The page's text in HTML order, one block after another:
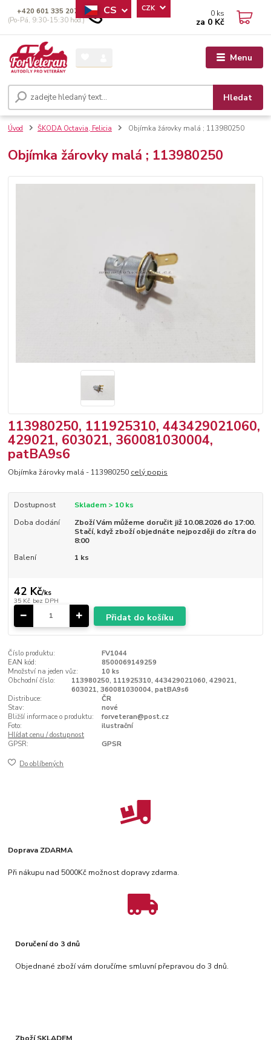
Menu
CS CZK
Hledat
+420 601 335 207
(Po-Pá, 9:30-15:30 hod.)
0 ks
za 0 Kč
Úvod ŠKODA Octavia, Felicia Objímka žárovky malá ; 113980250
Objímka žárovky malá ; 113980250
113980250, 111925310, 443429021060,
429021, 603021, 360081030004,
patBA9s6
Objímka žárovky malá - 113980250 celý popis
Dostupnost
Skladem > 10 ks
Doba dodání
Zboží Vám můžeme doručit již 10.08.2026 do 17:00.
Stačí, když zboží objednáte nejpozději do zítra do
8:00
Balení
1 ks
42 Kč/ks
35 Kč bez DPH
Přidat do košíku
Číslo produktu:
FV1044
EAN kód:
8500069149259
Množství na jeden vůz:
10 ks
Obchodní číslo:
113980250, 111925310, 443429021060, 429021,
603021, 360081030004, patBA9s6
Distribuce:
ČR
Stav:
nové
Bližší informace o produktu:
forveteran@post.cz
Foto:
ilustrační
Hlídat cenu / dostupnost
GPSR:
GPSR
Do oblíbených
Doprava ZDARMA
Při nákupu nad 5000Kč možnost dopravy zdarma.
Doručení do 3 dnů
Objednané zboží vám doručíme smluvní přepravou do 3 dnů.
Zboží SKLADEM